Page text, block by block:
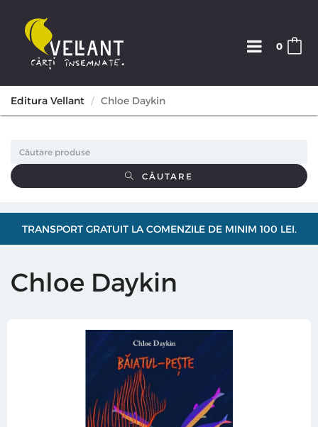
0
Editura Vellant Chloe Daykin
CĂUTARE
TRANSPORT GRATUIT LA COMENZILE DE MINIM 100 LEI.
Chloe Daykin